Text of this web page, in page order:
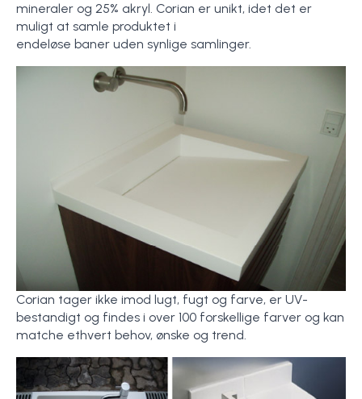
mineraler og 25% akryl. Corian er unikt, idet det er
muligt at samle produktet i
endeløse baner uden synlige samlinger.
Corian tager ikke imod lugt, fugt og farve, er UV-
bestandigt og findes i over 100 forskellige farver og kan
matche ethvert behov, ønske og trend.